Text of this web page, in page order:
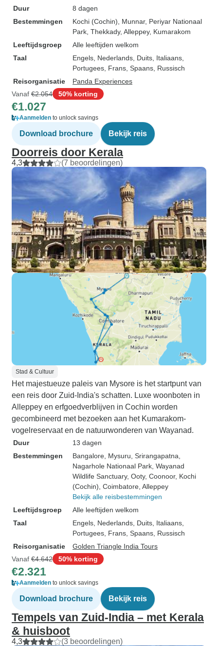
Duur
8 dagen
Bestemmingen
Kochi (Cochin) , Munnar, Periyar Nationaal
Park , Thekkady, Alleppey, Kumarakom
Leeftijdsgroep
Alle leeftijden welkom
Taal
Engels, Nederlands, Duits, Italiaans,
Portugees, Frans, Spaans, Russisch
Reisorganisatie
Panda Experiences
Vanaf €2.054 50% korting
€1.027
Aanmelden to unlock savings
Download brochure Bekijk reis
Doorreis door Kerala
4,3 (7 beoordelingen)
Stad & Cultuur
Het majestueuze paleis van Mysore is het startpunt van
een reis door Zuid-India's schatten. Luxe woonboten in
Alleppey en erfgoedverblijven in Cochin worden
gecombineerd met bezoeken aan het Kumarakom-
vogelreservaat en de natuurwonderen van Wayanad.
Duur
13 dagen
Bestemmingen
Bangalore , Mysuru , Srirangapatna
Nagarhole Nationaal Park , Wayanad
Wildlife Sanctuary, Ooty, Coonoor, Kochi
(Cochin) , Coimbatore , Alleppey
Bekijk alle reisbestemmingen
Leeftijdsgroep
Alle leeftijden welkom
Taal
Engels, Nederlands, Duits, Italiaans,
Portugees, Frans, Spaans, Russisch
Reisorganisatie
Golden Triangle India Tours
Vanaf €4.642 50% korting
€2.321
Aanmelden to unlock savings
Download brochure Bekijk reis
Tempels van Zuid-India – met Kerala
& huisboot
4,3 (3 beoordelingen)